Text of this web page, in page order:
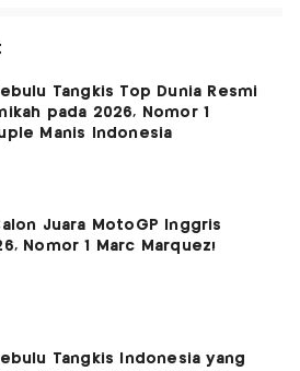
Tangkis Top Dunia Resmi
pada 2026, Nomor 1
Manis Indonesia
Juara MotoGP Inggris
Nomor 1 Marc Marquez!
Tangkis Indonesia yang